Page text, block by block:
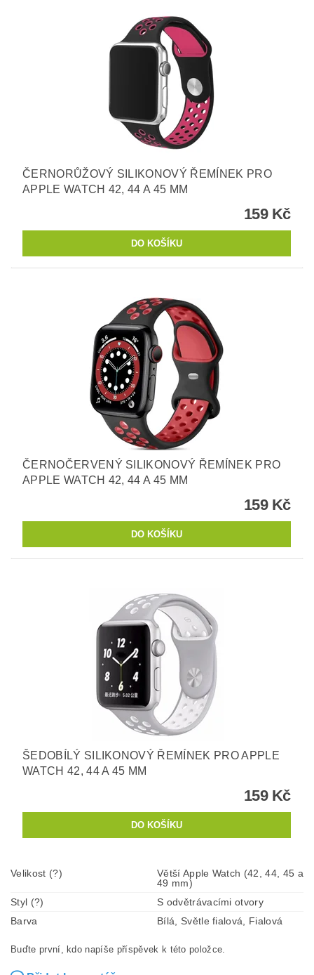
ČERNORŮŽOVÝ SILIKONOVÝ ŘEMÍNEK PRO
APPLE WATCH 42, 44 A 45 MM
159 Kč
ČERNOČERVENÝ SILIKONOVÝ ŘEMÍNEK PRO
APPLE WATCH 42, 44 A 45 MM
159 Kč
ŠEDOBÍLÝ SILIKONOVÝ ŘEMÍNEK PRO APPLE
WATCH 42, 44 A 45 MM
159 Kč
Velikost (?)
Větší Apple Watch (42, 44, 45 a
49 mm)
Styl (?)
S odvětrávacími otvory
Barva
Bílá, Světle fialová, Fialová
Buďte první, kdo napíše příspěvek k této položce.